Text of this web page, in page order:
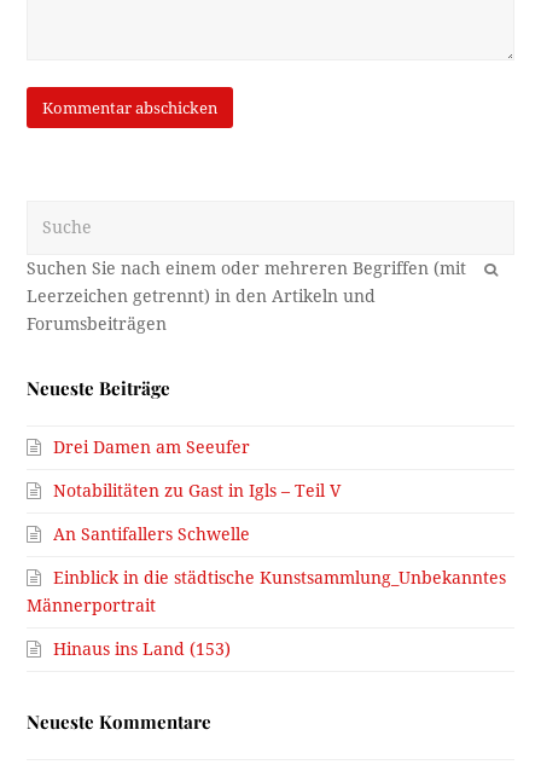
OK
Neueste Beiträge
Drei Damen am Seeufer
Notabilitäten zu Gast in Igls – Teil V
An Santifallers Schwelle
Einblick in die städtische Kunstsammlung_Unbekanntes
Männerportrait
Hinaus ins Land (153)
Neueste Kommentare